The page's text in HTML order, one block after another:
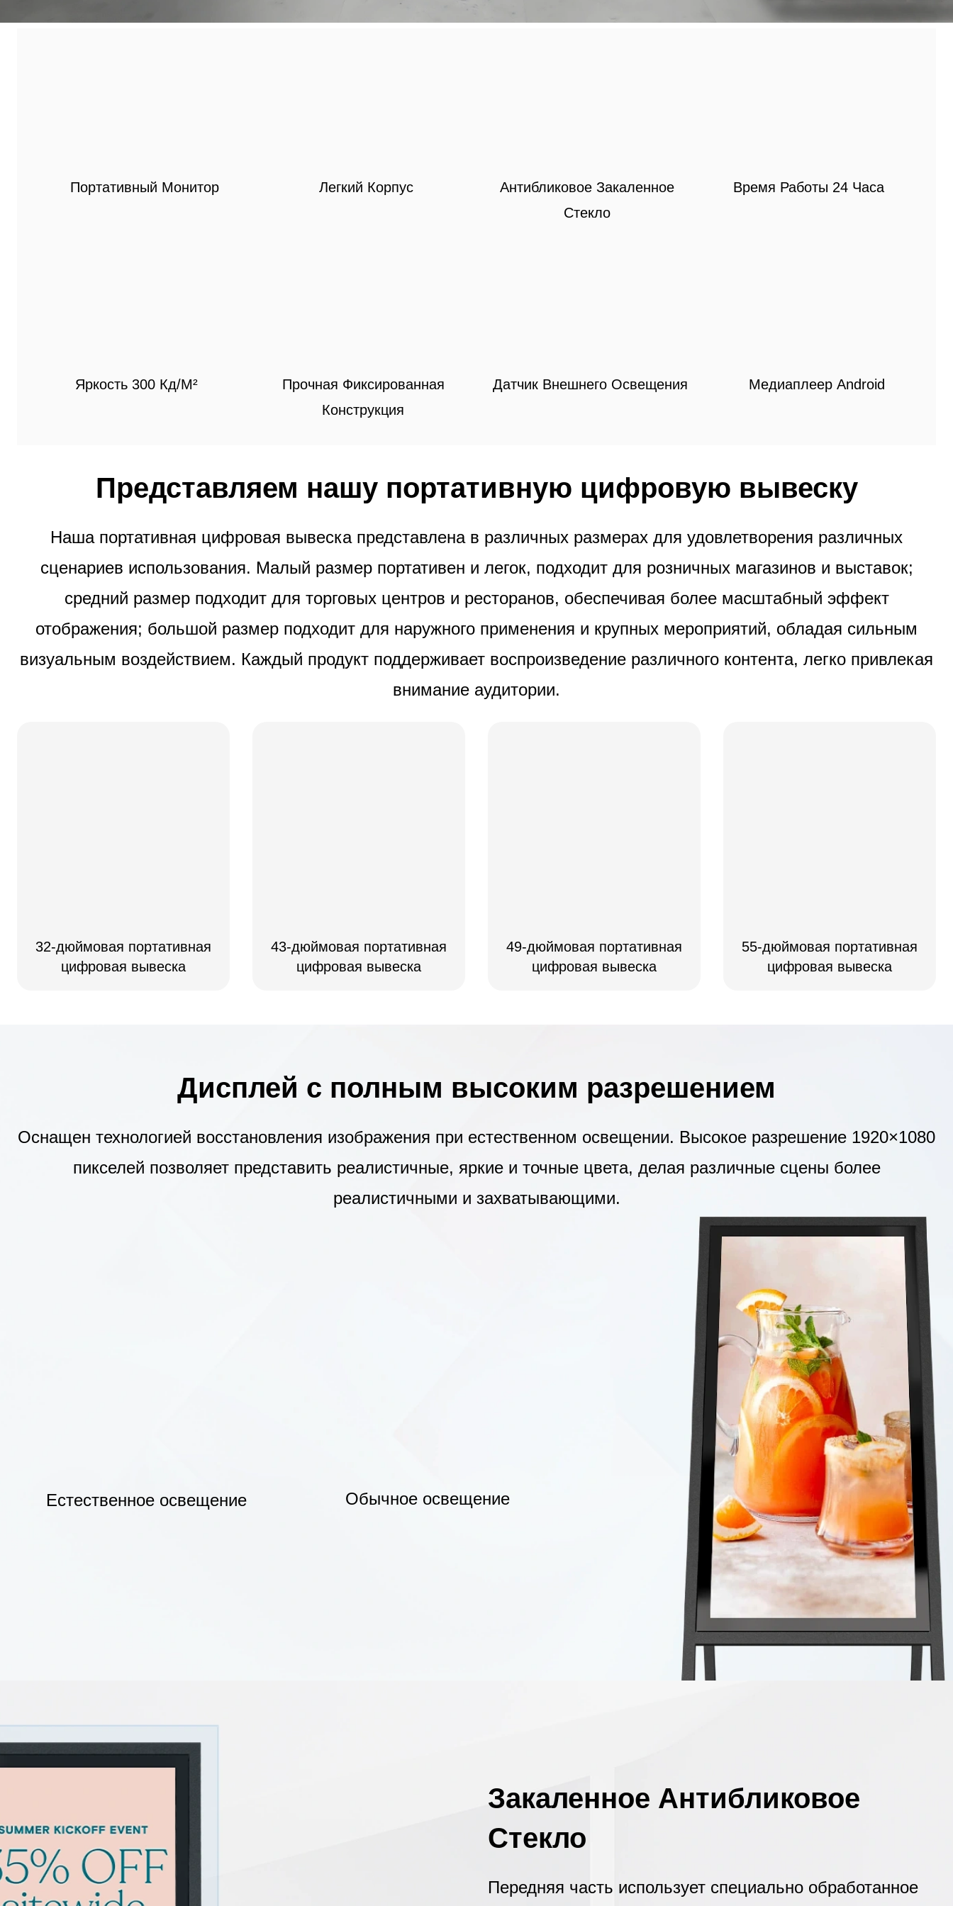
Портативный Монитор Легкий Корпус
Антибликовое Закаленное
Стекло
Время Работы 24 Часа
Яркость 300 Кд/м²
Прочная Фиксированная
Конструкция
Датчик Внешнего Освещения Медиаплеер Android
Представляем нашу портативную цифровую вывеску
Наша портативная цифровая вывеска представлена в различных размерах для удовлетворения различных
сценариев использования. Малый размер портативен и легок, подходит для розничных магазинов и выставок;
средний размер подходит для торговых центров и ресторанов, обеспечивая более масштабный эффект
отображения; большой размер подходит для наружного применения и крупных мероприятий, обладая сильным
визуальным воздействием. Каждый продукт поддерживает воспроизведение различного контента, легко привлекая
внимание аудитории.
32-дюймовая портативная
цифровая вывеска
43-дюймовая портативная
цифровая вывеска
49-дюймовая портативная
цифровая вывеска
55-дюймовая портативная
цифровая вывеска
Дисплей с полным высоким разрешением
Оснащен технологией восстановления изображения при естественном освещении. Высокое разрешение 1920×1080
пикселей позволяет представить реалистичные, яркие и точные цвета, делая различные сцены более
реалистичными и захватывающими.
Естественное освещение Обычное освещение
Закаленное Антибликовое
Стекло
Передняя часть использует специально обработанное